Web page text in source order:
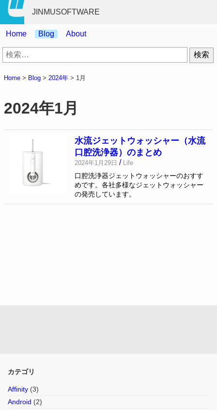
JINMUSOFTWARE
Home Blog About
検
索:
Home > Blog > 2024年 > 1月
2024年1月
水流ジェットウォッシャー（水流
口腔洗浄器）のまとめ
2024年1月29日 / Life
口腔洗浄器ジェットウォッシャーのおすす
めです。各社多様なジェットウォッシャー
の発売しています。
カテゴリ
Affinity (3)
Android (2)